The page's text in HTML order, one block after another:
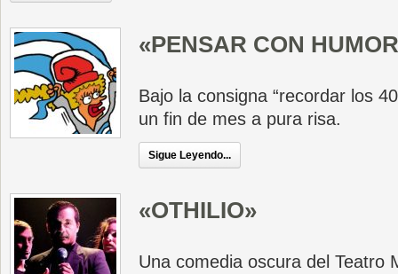
«PENSAR CON
Bajo la consigna “recordar los
un fin de mes a pura risa.
Sigue Leyendo...
«OTHILIO»
Una comedia oscura del Teatro